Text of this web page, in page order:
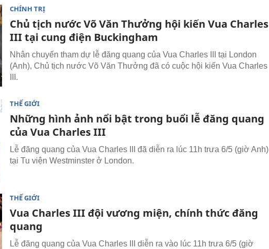
CHÍNH TRỊ
Chủ tịch nước Võ Văn Thưởng hội kiến Vua Charles
III tại cung điện Buckingham
Nhân chuyến tham dự lễ đăng quang của Vua Charles III tại London
(Anh), Chủ tịch nước Võ Văn Thưởng đã có cuộc hội kiến Vua Charles
III.
THẾ GIỚI
Những hình ảnh nổi bật trong buổi lễ đăng quang
của Vua Charles III
Lễ đăng quang của Vua Charles III đã diễn ra lúc 11h trưa 6/5 (giờ Anh)
tại Tu viện Westminster ở London.
THẾ GIỚI
Vua Charles III đội vương miện, chính thức đăng
quang
Lễ đăng quang của Vua Charles III diễn ra vào lúc 11h trưa 6/5 (giờ